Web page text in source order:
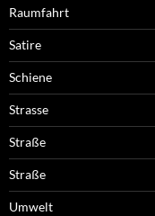
Raumfahrt
Satire
Schiene
Strasse
Straße
Straße
Umwelt